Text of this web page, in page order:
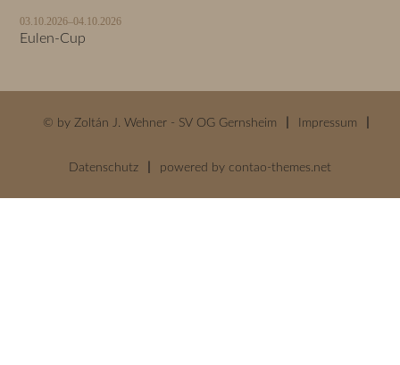
03.10.2026–04.10.2026
Eulen-Cup
© by Zoltán J. Wehner - SV OG Gernsheim Impressum
Datenschutz powered by contao-themes.net